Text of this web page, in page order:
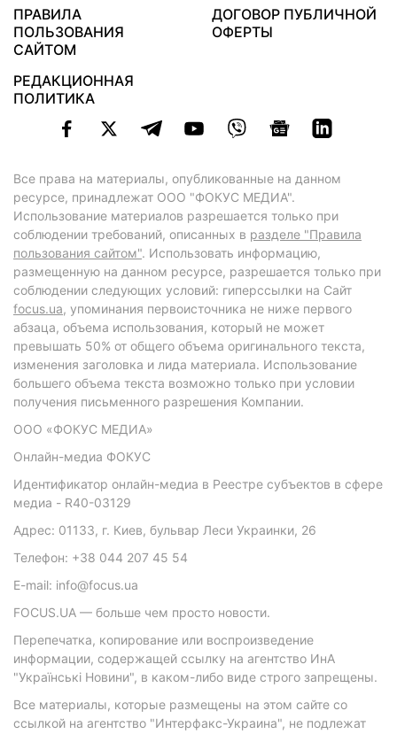
ПРАВИЛА
ПОЛЬЗОВАНИЯ
САЙТОМ
ДОГОВОР ПУБЛИЧНОЙ
ОФЕРТЫ
РЕДАКЦИОННАЯ
ПОЛИТИКА
Все права на материалы, опубликованные на данном
ресурсе, принадлежат ООО "ФОКУС МЕДИА".
Использование материалов разрешается только при
соблюдении требований, описанных в разделе "Правила
пользования сайтом". Использовать информацию,
размещенную на данном ресурсе, разрешается только при
соблюдении следующих условий: гиперссылки на Сайт
focus.ua, упоминания первоисточника не ниже первого
абзаца, объема использования, который не может
превышать 50% от общего объема оригинального текста,
изменения заголовка и лида материала. Использование
большего объема текста возможно только при условии
получения письменного разрешения Компании.
ООО «ФОКУС МЕДИА»
Онлайн-медиа ФОКУС
Идентификатор онлайн-медиа в Реестре субъектов в сфере
медиа - R40-03129
Адрес: 01133, г. Киев, бульвар Леси Украинки, 26
Телефон: +38 044 207 45 54
E-mail: info@focus.ua
FOCUS.UA — больше чем просто новости.
Перепечатка, копирование или воспроизведение
информации, содержащей ссылку на агентство ИнА
"Українські Новини", в каком-либо виде строго запрещены.
Все материалы, которые размещены на этом сайте со
ссылкой на агентство "Интерфакс-Украина", не подлежат